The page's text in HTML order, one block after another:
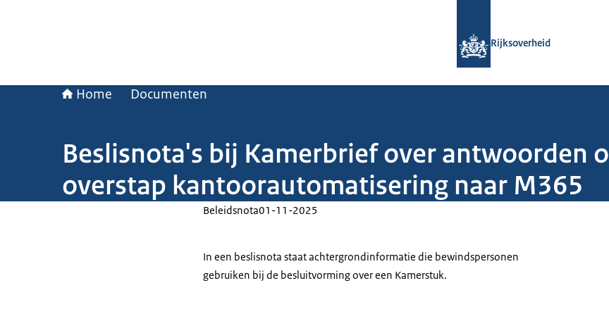
Rijksoverheid
Home Documenten
Beslisnota's bij Kamerbrief over antwoorden
overstap kantoorautomatisering naar M365
Beleidsnota01-11-2025
In een beslisnota staat achtergrondinformatie die bewindspersonen
gebruiken bij de besluitvorming over een Kamerstuk.